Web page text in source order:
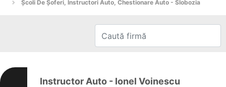
Școli De Șoferi, Instructori Auto, Chestionare Auto - Slobozia
Instructor Auto - Ionel Voinescu